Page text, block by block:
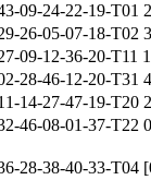
09-24-22-19-T01
26-05-07-18-T02
09-12-36-20-T11
28-46-12-20-T31
14-27-47-19-T20
46-08-01-37-T22
28-38-40-33-